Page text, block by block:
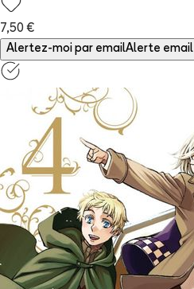
7,50 €
Alertez-moi par emailAlerte email